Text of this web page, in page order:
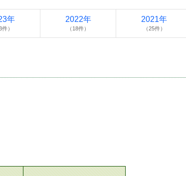
年
件）
2022年
（18件）
2021年
（25件）